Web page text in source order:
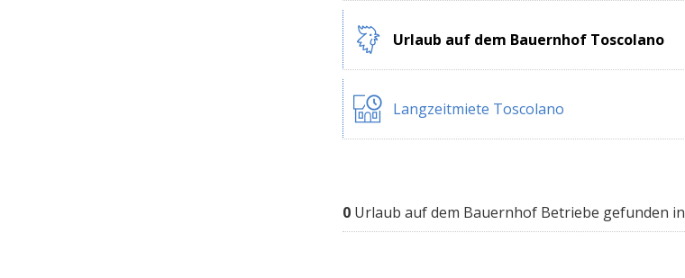
Urlaub auf dem Bauernhof Toscolano
Langzeitmiete Toscolano
0 Urlaub auf dem Bauernhof Betriebe gefunden in